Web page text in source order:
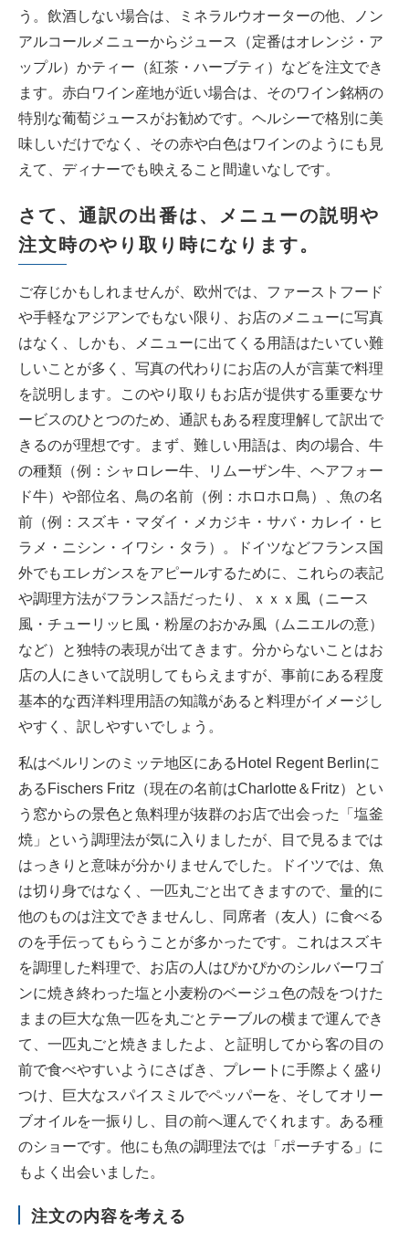
う。飲酒しない場合は、ミネラルウオーターの他、ノン
アルコールメニューからジュース（定番はオレンジ・ア
ップル）かティー（紅茶・ハーブティ）などを注文でき
ます。赤白ワイン産地が近い場合は、そのワイン銘柄の
特別な葡萄ジュースがお勧めです。ヘルシーで格別に美
味しいだけでなく、その赤や白色はワインのようにも見
えて、ディナーでも映えること間違いなしです。
さて、通訳の出番は、メニューの説明や
注文時のやり取り時になります。
ご存じかもしれませんが、欧州では、ファーストフード
や手軽なアジアンでもない限り、お店のメニューに写真
はなく、しかも、メニューに出てくる用語はたいてい難
しいことが多く、写真の代わりにお店の人が言葉で料理
を説明します。このやり取りもお店が提供する重要なサ
ービスのひとつのため、通訳もある程度理解して訳出で
きるのが理想です。まず、難しい用語は、肉の場合、牛
の種類（例：シャロレー牛、リムーザン牛、ヘアフォー
ド牛）や部位名、鳥の名前（例：ホロホロ鳥）、魚の名
前（例：スズキ・マダイ・メカジキ・サバ・カレイ・ヒ
ラメ・ニシン・イワシ・タラ）。ドイツなどフランス国
外でもエレガンスをアピールするために、これらの表記
や調理方法がフランス語だったり、ｘｘｘ風（ニース
風・チューリッヒ風・粉屋のおかみ風（ムニエルの意）
など）と独特の表現が出てきます。分からないことはお
店の人にきいて説明してもらえますが、事前にある程度
基本的な西洋料理用語の知識があると料理がイメージし
やすく、訳しやすいでしょう。
私はベルリンのミッテ地区にあるHotel Regent Berlinに
あるFischers Fritz（現在の名前はCharlotte＆Fritz）とい
う窓からの景色と魚料理が抜群のお店で出会った「塩釜
焼」という調理法が気に入りましたが、目で見るまでは
はっきりと意味が分かりませんでした。ドイツでは、魚
は切り身ではなく、一匹丸ごと出てきますので、量的に
他のものは注文できませんし、同席者（友人）に食べる
のを手伝ってもらうことが多かったです。これはスズキ
を調理した料理で、お店の人はぴかぴかのシルバーワゴ
ンに焼き終わった塩と小麦粉のベージュ色の殻をつけた
ままの巨大な魚一匹を丸ごとテーブルの横まで運んでき
て、一匹丸ごと焼きましたよ、と証明してから客の目の
前で食べやすいようにさばき、プレートに手際よく盛り
つけ、巨大なスパイスミルでペッパーを、そしてオリー
ブオイルを一振りし、目の前へ運んでくれます。ある種
のショーです。他にも魚の調理法では「ポーチする」に
もよく出会いました。
注文の内容を考える